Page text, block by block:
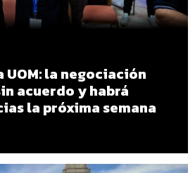
la negociación
acuerdo y habrá
la próxima semana